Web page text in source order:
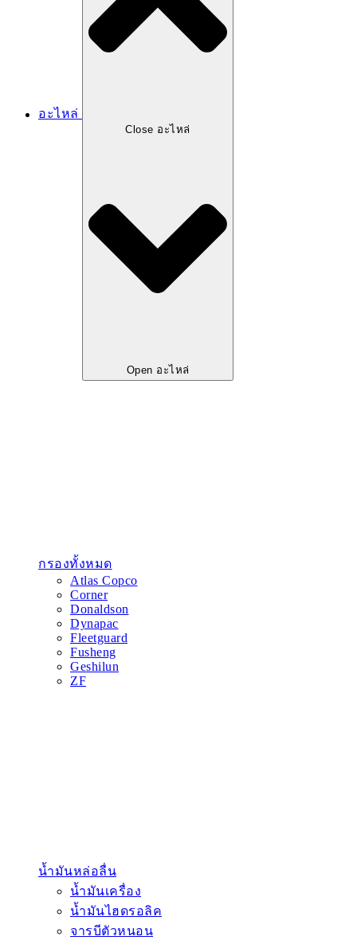
อะไหล่
Close อะไหล่
Open อะไหล่
กรองทั้งหมด
Atlas Copco
Corner
Donaldson
Dynapac
Fleetguard
Fusheng
Geshilun
ZF
น้ำมันหล่อลื่น
น้ำมันเครื่อง
น้ำมันไฮดรอลิค
จารบีตัวหนอน